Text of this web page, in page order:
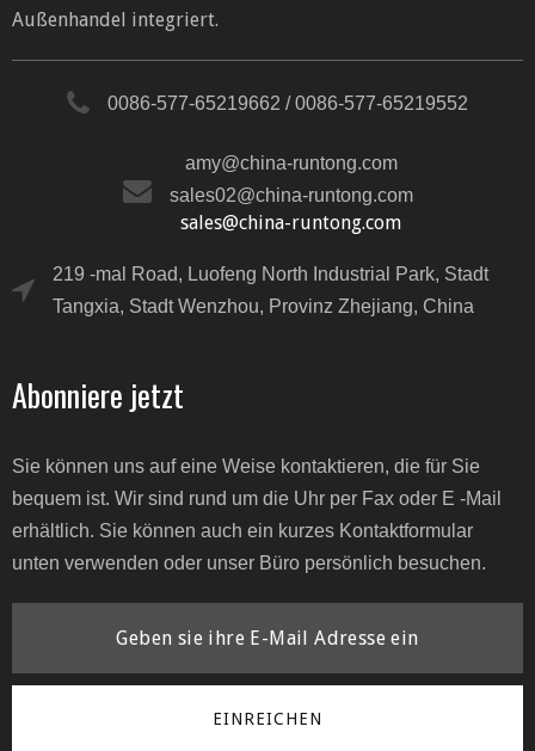
Außenhandel integriert.
0086-577-65219662 / 0086-577-65219552
amy@china-runtong.com
sales02@china-runtong.com
sales@china-runtong.com
219 -mal Road, Luofeng North Industrial Park, Stadt
Tangxia, Stadt Wenzhou, Provinz Zhejiang, China
Abonniere jetzt
Sie können uns auf eine Weise kontaktieren, die für Sie
bequem ist. Wir sind rund um die Uhr per Fax oder E -Mail
erhältlich. Sie können auch ein kurzes Kontaktformular
unten verwenden oder unser Büro persönlich besuchen.
EINREICHEN